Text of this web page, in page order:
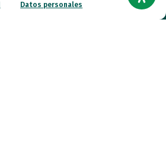
Datos personales